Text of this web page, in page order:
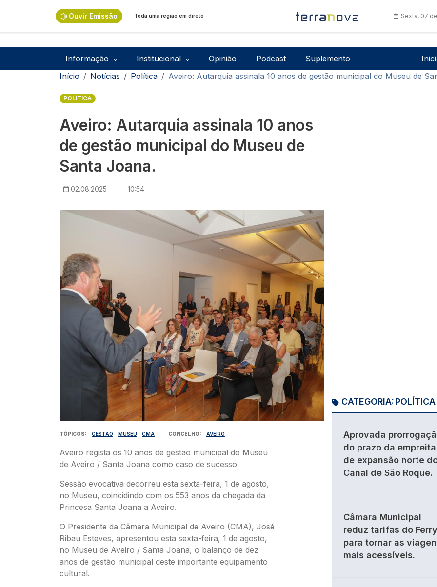
Ouvir Emissão Toda uma região em direto Sexta, 07
Navegação principal
Informação Institucional Opinião Podcast Suplemento
Navegação estrutural
Início Notícias Política Aveiro: Autarquia assinala 10 anos de gestão municipal do Museu de
POLÍTICA
Aveiro: Autarquia assinala 10 anos
de gestão municipal do Museu de
Santa Joana.
02.08.2025 10:54
Imagem
TÓPICOS GESTÃO MUSEU CMA CONCELHO AVEIRO
Aveiro regista os 10 anos de gestão municipal do Museu
de Aveiro / Santa Joana como caso de sucesso.
Sessão evocativa decorreu esta sexta-feira, 1 de agosto,
no Museu, coincidindo com os 553 anos da chegada da
Princesa Santa Joana a Aveiro.
O Presidente da Câmara Municipal de Aveiro (CMA), José
Ribau Esteves, apresentou esta sexta-feira, 1 de agosto,
no Museu de Aveiro / Santa Joana, o balanço de dez
anos de gestão municipal deste importante equipamento
cultural.
CATEGORIA:POLÍTICA
Aprovada
do prazo da
de expansão norte
Canal de São Roque.
Câmara Municipal
reduz tarifas do Ferry
para tornar as
mais acessíveis.